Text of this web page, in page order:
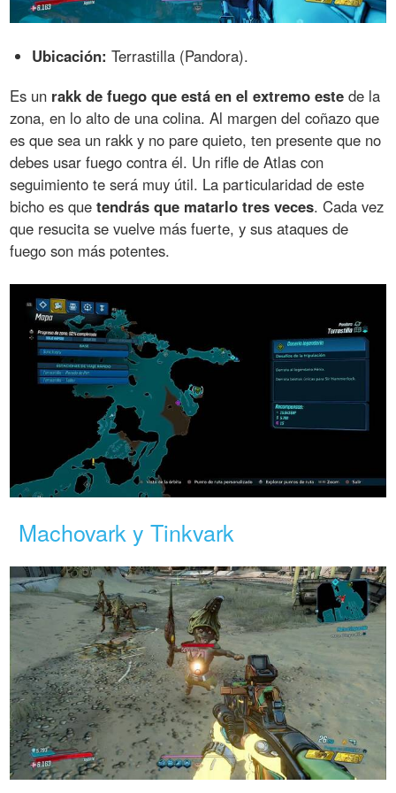
Ubicación: Terrastilla (Pandora).
Es un rakk de fuego que está en el extremo este de la
zona, en lo alto de una colina. Al margen del coñazo que
es que sea un rakk y no pare quieto, ten presente que no
debes usar fuego contra él. Un rifle de Atlas con
seguimiento te será muy útil. La particularidad de este
bicho es quetendrás que matarlo tres veces. Cada vez
que resucita se vuelve más fuerte, y sus ataques de
fuego son más potentes.
Machovark y Tinkvark